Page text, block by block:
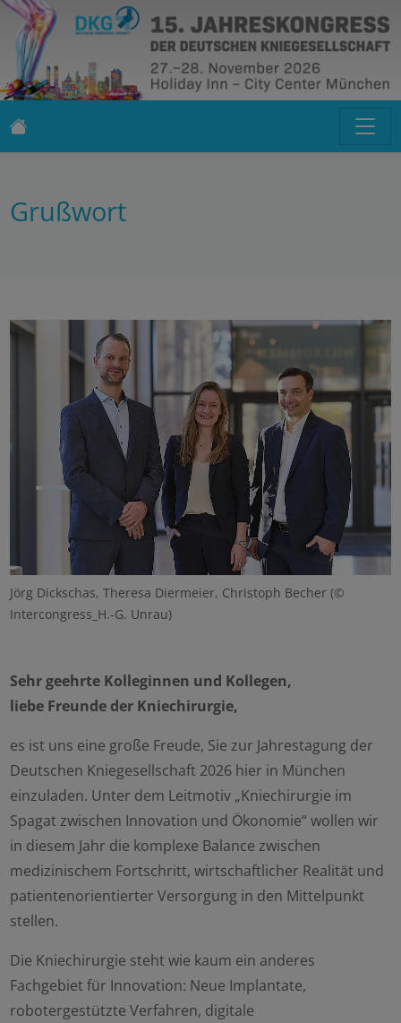
Grußwort
Jörg Dickschas, Theresa Diermeier, Christoph Becher (©
Intercongress_H.-G. Unrau)
Sehr geehrte Kolleginnen und Kollegen,
liebe Freunde der Kniechirurgie,
es ist uns eine große Freude, Sie zur Jahrestagung der
Deutschen Kniegesellschaft 2026 hier in München
einzuladen. Unter dem Leitmotiv „Kniechirurgie im
Spagat zwischen Innovation und Ökonomie“ wollen wir
in diesem Jahr die komplexe Balance zwischen
medizinischem Fortschritt, wirtschaftlicher Realität und
patientenorientierter Versorgung in den Mittelpunkt
stellen.
Die Kniechirurgie steht wie kaum ein anderes
Fachgebiet für Innovation: Neue Implantate,
robotergestützte Verfahren, digitale